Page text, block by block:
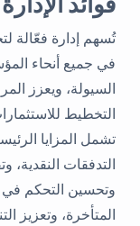
تُسهم إدارة
في جميع أنحاء
السيولة، ويعزز
التخطيط
تشمل المزايا
التدفقات
وتحسين التحكم في
المتأخرة، وتعزيز